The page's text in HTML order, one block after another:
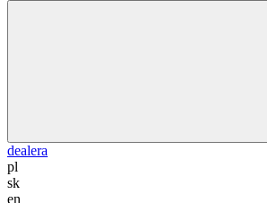
dealera
pl
sk
en